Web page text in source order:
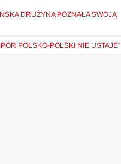
DRUŻYNA POZNAŁA SWOJĄ
POLSKO-POLSKI NIE USTAJE”